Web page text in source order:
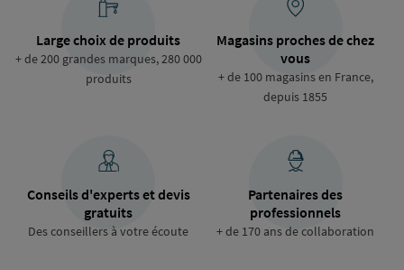
Large choix de produits
+ de 200 grandes marques, 280 000
produits
Magasins proches de chez
vous
+ de 100 magasins en France,
depuis 1855
Conseils d'experts et devis
gratuits
Des conseillers à votre écoute
Partenaires des
professionnels
+ de 170 ans de collaboration